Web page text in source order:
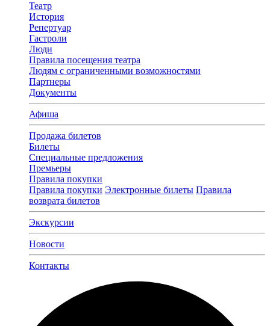
Театр
История
Репертуар
Гастроли
Люди
Правила посещения театра
Людям с ограниченными возможностями
Партнеры
Документы
Афиша
Продажа билетов
Билеты
Специальные предложения
Премьеры
Правила покупки
Правила покупки Электронные билеты Правила
возврата билетов
Экскурсии
Новости
Контакты